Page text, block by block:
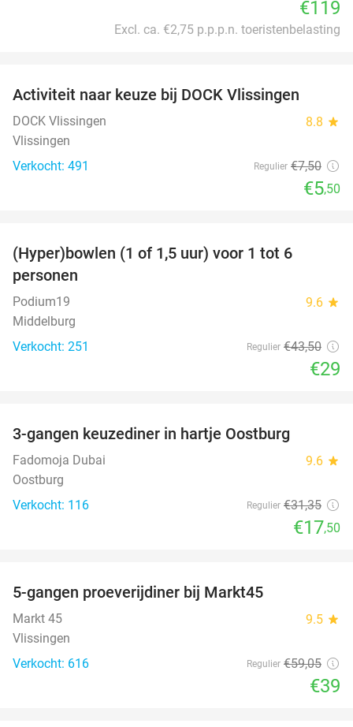
€119
Excl. ca. €2,75 p.p.p.n. toeristenbelasting
Activiteit naar keuze bij DOCK Vlissingen
DOCK Vlissingen 8.8 star
Vlissingen
Verkocht: 491
Regulier €7,50
€5,50
(Hyper)bowlen (1 of 1,5 uur) voor 1 tot 6
personen
Podium19 9.6 star
Middelburg
Verkocht: 251
Regulier €43,50
€29
3-gangen keuzediner in hartje Oostburg
Fadomoja Dubai 9.6 star
Oostburg
Verkocht: 116
Regulier €31,35
€17,50
5-gangen proeverijdiner bij Markt45
Markt 45 9.5 star
Vlissingen
Verkocht: 616
Regulier €59,05
€39